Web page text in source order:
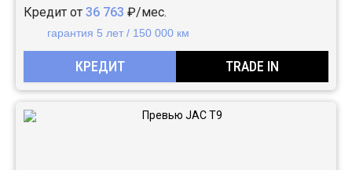
Кредит от 36 763 ₽/мес.
гарантия 5 лет / 150 000 км
КРЕДИТ TRADE IN